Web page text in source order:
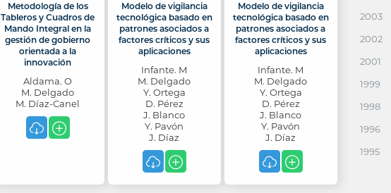
Metodología de los
Tableros y Cuadros de
Mando Integral en la
gestión de gobierno
orientada a la
innovación
Aldama. O
M. Delgado
M. Díaz-Canel
Modelo de vigilancia
tecnológica basado en
patrones asociados a
factores críticos y sus
aplicaciones
Infante. M
M. Delgado
Y. Ortega
D. Pérez
J. Blanco
Y. Pavón
J. Díaz
Modelo de vigilancia
tecnológica basado en
patrones asociados a
factores críticos y sus
aplicaciones
Infante. M
M. Delgado
Y. Ortega
D. Pérez
J. Blanco
Y. Pavón
J. Díaz
2003
2002
2001
1999
1998
1996
1995